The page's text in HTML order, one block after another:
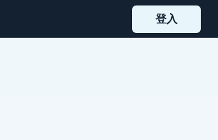
登入